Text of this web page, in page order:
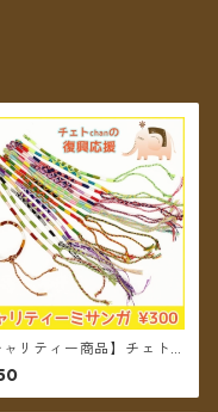
ャリティー商品】チェトc
チャリティーミサンガ